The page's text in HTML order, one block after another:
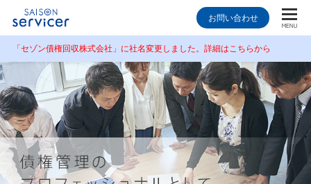
お問い合わせ
「セゾン債権回収株式会社」に社名変更しました。詳細はこちらから